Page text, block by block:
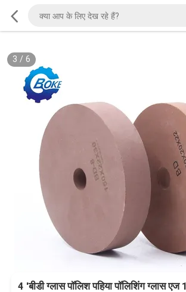
3 / 6
4 'बीडी ग्लास पॉलिश पहिया पॉलिशिंग ग्लास